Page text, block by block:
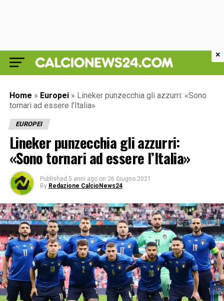
Home » Europei » Lineker punzecchia gli azzurri: «Sono
tornari ad essere l’Italia»
EUROPEI
Lineker punzecchia gli azzurri:
«Sono tornari ad essere l’Italia»
Published 5 anni ago on 26 Giugno 2021
By Redazione CalcioNews24
×